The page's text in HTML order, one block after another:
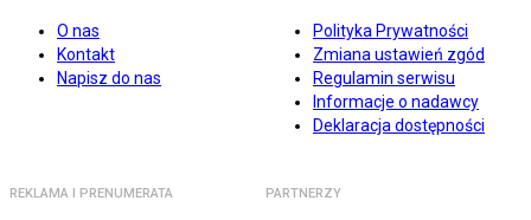
O nas
Kontakt
Napisz do nas
Polityka Prywatności
Zmiana ustawień zgód
Regulamin serwisu
Informacje o nadawcy
Deklaracja dostępności
REKLAMA I PRENUMERATA PARTNERZY